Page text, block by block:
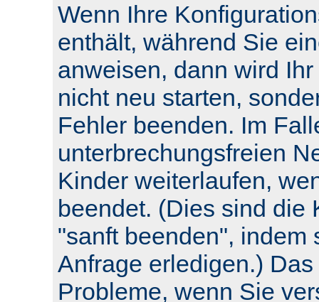
Wenn Ihre
enthält, während Sie
anweisen, dann wird
nicht neu starten,
Fehler beenden. Im
unterbrechungsfreien
Kinder weiterlaufen,
beendet. (Dies sind die
"sanft beenden", indem
Anfrage erledigen.)
Probleme, wenn Sie